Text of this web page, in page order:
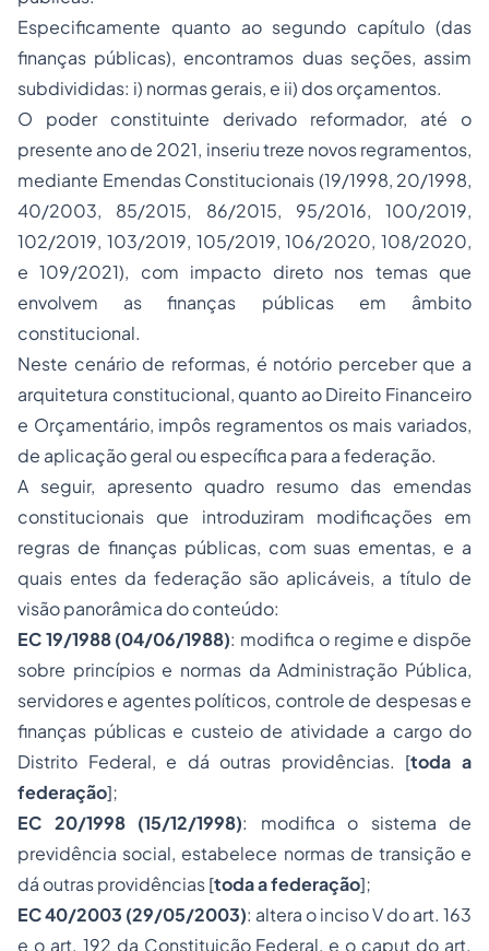
Especificamente quanto ao segundo capítulo (das
finanças públicas), encontramos duas seções, assim
subdivididas: i) normas gerais, e ii) dos orçamentos.
O poder constituinte derivado reformador, até o
presente ano de 2021, inseriu treze novos regramentos,
mediante Emendas Constitucionais (19/1998, 20/1998,
40/2003, 85/2015, 86/2015, 95/2016, 100/2019,
102/2019, 103/2019, 105/2019, 106/2020, 108/2020,
e 109/2021), com impacto direto nos temas que
envolvem as finanças públicas em âmbito
constitucional.
Neste cenário de reformas, é notório perceber que a
arquitetura constitucional, quanto ao Direito Financeiro
e Orçamentário, impôs regramentos os mais variados,
de aplicação geral ou específica para a federação.
A seguir, apresento quadro resumo das emendas
constitucionais que introduziram modificações em
regras de finanças públicas, com suas ementas, e a
quais entes da federação são aplicáveis, a título de
visão panorâmica do conteúdo:
EC 19/1988 (04/06/1988): modifica o regime e dispõe
sobre princípios e normas da Administração Pública,
servidores e agentes políticos, controle de despesas e
finanças públicas e custeio de atividade a cargo do
Distrito Federal, e dá outras providências. [toda a
federação];
EC 20/1998 (15/12/1998): modifica o sistema de
previdência social, estabelece normas de transição e
dá outras providências [toda a federação];
EC 40/2003 (29/05/2003): altera o inciso V do art. 163
e o art. 192 da Constituição Federal, e o caput do art.